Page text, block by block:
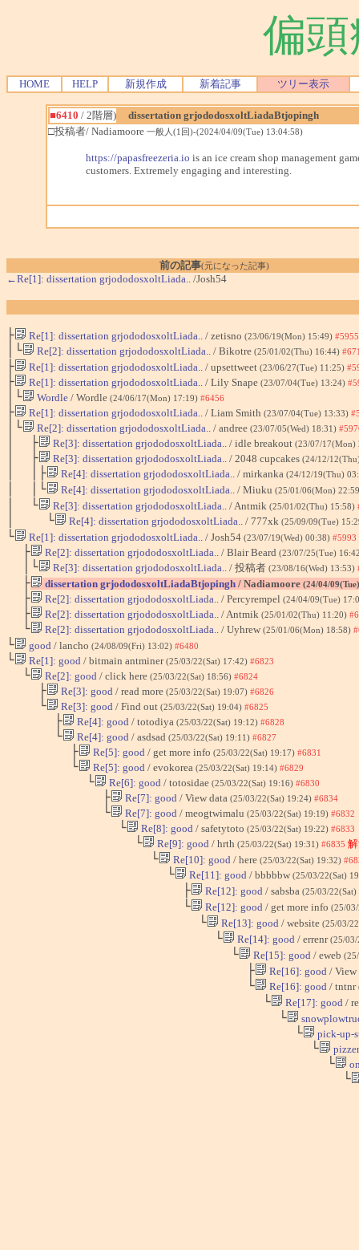
偏
HOME HELP 新規作成 新着記事 ツリー表示
■6410 / 2階層)
dissertation grjododosxoltLiadaBtjopingh
□投稿者/ Nadiamoore 一般人(1回)-(2024/04/09(Tue) 13:04:58)
https://papasfreezeria.io is an ice cream shop management
customers. Extremely engaging and interesting.
前の記事(元になった記事)
←Re[1]: dissertation grjododosxoltLiada.. /Josh54
├ Re[1]: dissertation grjododosxoltLiada.. / zetisno (23/06/19(Mon) 15:49) #5955
│└ Re[2]: dissertation grjododosxoltLiada.. / Bikotre (25/01/02(Thu) 16:44)
├ Re[1]: dissertation grjododosxoltLiada.. / upsettweet (23/06/27(Tue) 11:25)
├ Re[1]: dissertation grjododosxoltLiada.. / Lily Snape (23/07/04(Tue) 13:24)
│└ Wordle / Wordle (24/06/17(Mon) 17:19) #6456
├ Re[1]: dissertation grjododosxoltLiada.. / Liam Smith (23/07/04(Tue) 13:33)
│└ Re[2]: dissertation grjododosxoltLiada.. / andree (23/07/05(Wed) 18:31)
│ ├ Re[3]: dissertation grjododosxoltLiada.. / idle breakout (23/07/17(Mon)
│ ├ Re[3]: dissertation grjododosxoltLiada.. / 2048 cupcakes (24/12/
│ │├ Re[4]: dissertation grjododosxoltLiada.. / mirkanka (24/12/19(Thu)
│ │└ Re[4]: dissertation grjododosxoltLiada.. / Miuku (25/01/06(Mon)
│ └ Re[3]: dissertation grjododosxoltLiada.. / Antmik (25/01/02(Thu) 15:58)
│ └ Re[4]: dissertation grjododosxoltLiada.. / 777xk (25/09/09(Tue)
└ Re[1]: dissertation grjododosxoltLiada.. / Josh54 (23/07/19(Wed) 00:38) #5993
├ Re[2]: dissertation grjododosxoltLiada.. / Blair Beard (23/07/25(Tue)
│└ Re[3]: dissertation grjododosxoltLiada.. / 投稿者 (23/08/16(Wed) 13:53)
├ dissertation grjododosxoltLiadaBtjopingh / Nadiamoore (24/04/
├ Re[2]: dissertation grjododosxoltLiada.. / Percyrempel (24/04/09(Tue)
├ Re[2]: dissertation grjododosxoltLiada.. / Antmik (25/01/02(Thu) 11:20)
└ Re[2]: dissertation grjododosxoltLiada.. / Uyhrew (25/01/06(Mon) 18:58)
└ good / lancho (24/08/09(Fri) 13:02) #6480
└ Re[1]: good / bitmain antminer(25/03/22(Sat) 17:42) #6823
└ Re[2]: good / click here (25/03/22(Sat) 18:56) #6824
├ Re[3]: good / read more (25/03/22(Sat) 19:07) #6826
└ Re[3]: good / Find out (25/03/22(Sat) 19:04) #6825
├ Re[4]: good / totodiya (25/03/22(Sat) 19:12) #6828
└ Re[4]: good / asdsad (25/03/22(Sat) 19:11) #6827
├ Re[5]: good / get more info (25/03/22(Sat) 19:17) #6831
└ Re[5]: good / evokorea (25/03/22(Sat) 19:14) #6829
└ Re[6]: good / totosidae (25/03/22(Sat) 19:16) #6830
├ Re[7]: good / View data (25/03/22(Sat) 19:24) #6834
└ Re[7]: good / meogtwimalu (25/03/22(Sat) 19:19) #6832
└ Re[8]: good / safetytoto (25/03/22(Sat) 19:22) #6833
└ Re[9]: good / hrth (25/03/22(Sat) 19:31) #6835
└ Re[10]: good / here (25/03/22(Sat) 19:32)
└ Re[11]: good / bbbbbw (25/03/22(Sat)
├ Re[12]: good / sabsba (25/03/
└ Re[12]: good / get more info (25/
└ Re[13]: good / website (25/03/
└ Re[14]: good / errenr(25/
└ Re[15]: good / eweb
├ Re[16]: good /
└ Re[16]: good / tntnr
└ Re[17]: good /
└
└ pick-up-
└
└
└